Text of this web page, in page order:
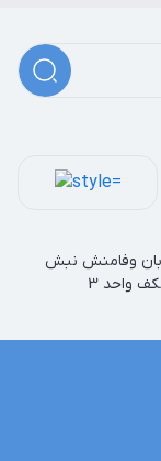
نرم ویلچر دارای
نگهداری تشکچه
وفامنش نبش
واحد 3